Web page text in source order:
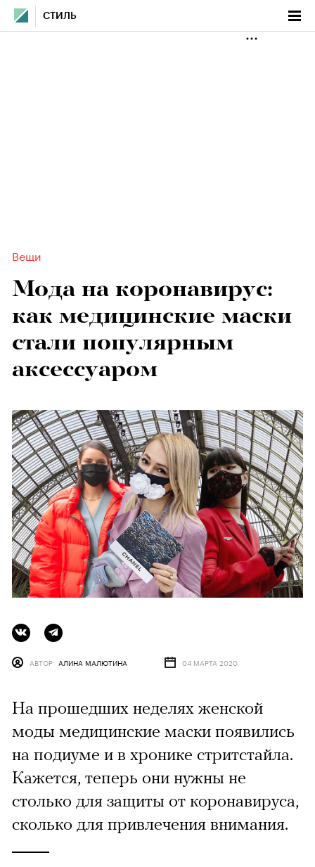
СТИЛЬ
Вещи
Мода на коронавирус:
как медицинские маски
стали популярным
аксессуаром
АВТОР АЛИНА МАЛЮТИНА 04 МАРТА 2020
На прошедших неделях женской
моды медицинские маски появились
на подиуме и в хронике стритстайла.
Кажется, теперь они нужны не
столько для защиты от коронавируса,
сколько для привлечения внимания.